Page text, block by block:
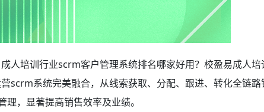
人培训行业scrm客户管理系统排名哪家好用？校盈易成人培
scrm系统完美融合，从线索获取、分配、跟进、转化全链路
，显著提高销售效率及业绩。